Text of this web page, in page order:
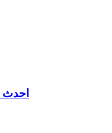
احدث